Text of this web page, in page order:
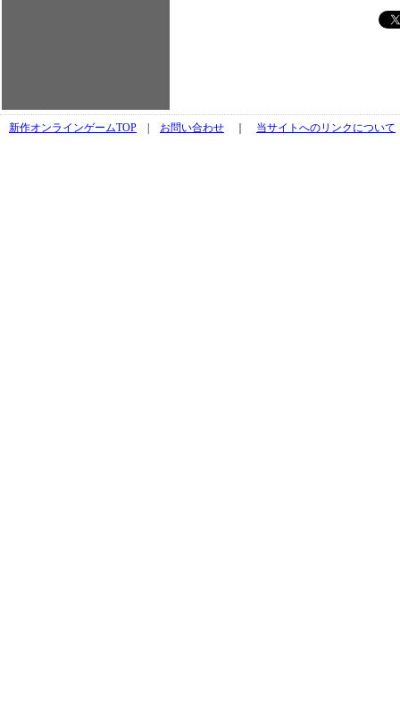
新作オンラインゲームTOP お問い合わせ 当サイトへのリンクについて